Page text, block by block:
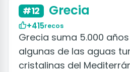
#12 Grecia
+415recos
Grecia suma 5.000
algunas de las aguas
cristalinas del